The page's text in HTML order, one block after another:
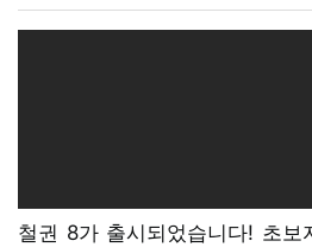
철권 8가 출시되었습니다! 초보